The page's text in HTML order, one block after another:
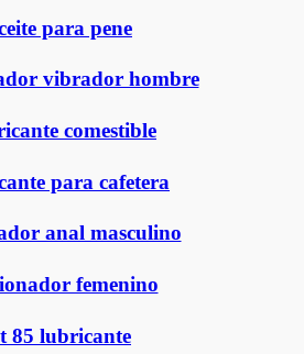
para pene
vibrador hombre
comestible
para cafetera
anal masculino
femenino
85 lubricante